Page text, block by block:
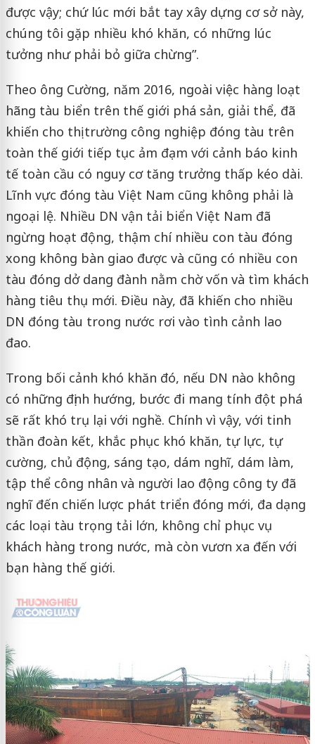
được vậy; chứ lúc mới bắt tay xây dựng cơ sở này,
chúng tôi gặp nhiều khó khăn, có những lúc
tưởng như phải bỏ giữa chừng”.
Theo ông Cường, năm 2016, ngoài việc hàng loạt
hãng tàu biển trên thế giới phá sản, giải thể, đã
khiến cho thị trường công nghiệp đóng tàu trên
toàn thế giới tiếp tục ảm đạm với cảnh báo kinh
tế toàn cầu có nguy cơ tăng trưởng thấp kéo dài.
Lĩnh vực đóng tàu Việt Nam cũng không phải là
ngoại lệ. Nhiều DN vận tải biển Việt Nam đã
ngừng hoạt động, thậm chí nhiều con tàu đóng
xong không bàn giao được và cũng có nhiều con
tàu đóng dở dang đành nằm chờ vốn và tìm khách
hàng tiêu thụ mới. Điều này, đã khiến cho nhiều
DN đóng tàu trong nước rơi vào tình cảnh lao
đao.
Trong bối cảnh khó khăn đó, nếu DN nào không
có những định hướng, bước đi mang tính đột phá
sẽ rất khó trụ lại với nghề. Chính vì vậy, với tinh
thần đoàn kết, khắc phục khó khăn, tự lực, tự
cường, chủ động, sáng tạo, dám nghĩ, dám làm,
tập thể công nhân và người lao động công ty đã
nghĩ đến chiến lược phát triển đóng mới, đa dạng
các loại tàu trọng tải lớn, không chỉ phục vụ
khách hàng trong nước, mà còn vươn xa đến với
bạn hàng thế giới.